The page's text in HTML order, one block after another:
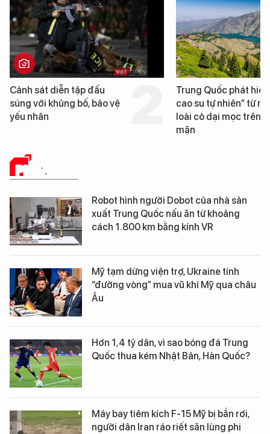
Trung Quốc phát hiện “mỏ
cao su tự nhiên” từ một
loài cỏ dại mọc trên đất
Loạt dự án bất động
Đà Nẵng sắp bị kiểm
PHÂN TÍCH
Robot hình người Dobot của nhà sản
xuất Trung Quốc nấu ăn từ khoảng
cách 1.800 km bằng kính VR
Mỹ tạm dừng viện trợ, Ukraine tính
“đường vòng” mua vũ khí Mỹ qua châu
Âu
Hơn 1,4 tỷ dân, vì sao bóng đá Trung
Quốc thua kém Nhật Bản, Hàn Quốc?
Máy bay tiêm kích F-15 Mỹ bị bắn rơi,
người dân Iran ráo riết săn lùng phi